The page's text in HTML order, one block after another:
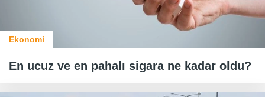
Ekonomi
En ucuz ve en pahalı sigara ne kadar oldu?